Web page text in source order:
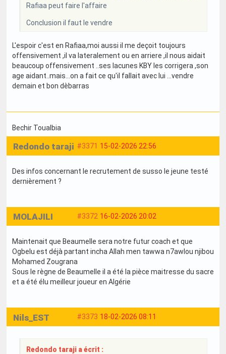
Rafiaa peut faire l'affaire
Conclusion il faut le vendre
L'espoir c'est en Rafiaa,moi aussi il me deçoit toujours
offensivement ,il va lateralement ou en arriere ,il nous aidait
beaucoup offensivement ..ses lacunes KBY les corrigera ,son
age aidant..mais...on a fait ce qu'il fallait avec lui ...vendre
demain et bon dèbarras
Bechir Toualbia
#3371 15-02-2026 22:56
Redondo taraji
Des infos concernant le recrutement de susso le jeune testé
dernièrement ?
#3372 16-02-2026 20:02
MOLAJILI
Maintenait que Beaumelle sera notre futur coach et que
Ogbelu est déjà partant incha Allah men tawwa n7awlou njibou
Mohamed Zougrana
Sous le règne de Beaumelle il a été la pièce maitresse du sacre
et a été élu meilleur joueur en Algérie
#3373 18-02-2026 08:11
Nils_EST
Redondo taraji a écrit :